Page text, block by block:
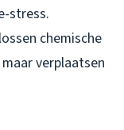
stress.
chemische
verplaatsen